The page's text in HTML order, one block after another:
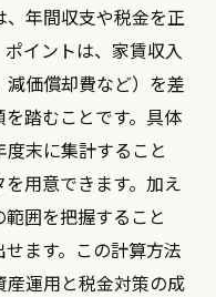
、年間収支や税金を正
イントは、家賃収入
価償却費など）を差
踏むことです。具体
末に集計すること
用意できます。加え
囲を把握すること
ます。この計算方法
運用と税金対策の成